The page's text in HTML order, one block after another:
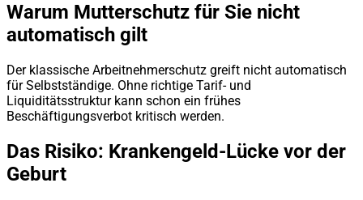
Warum Mutterschutz für Sie nicht
automatisch gilt
Der klassische Arbeitnehmerschutz greift nicht automatisch
für Selbstständige. Ohne richtige Tarif- und
Liquiditätsstruktur kann schon ein frühes
Beschäftigungsverbot kritisch werden.
Das Risiko: Krankengeld-Lücke vor der
Geburt